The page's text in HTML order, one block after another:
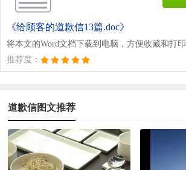
《给顾客的道歉信13篇.doc》
将本文的Word文档下载到电脑，方便收藏和打印
推荐度：
道歉信图文推荐